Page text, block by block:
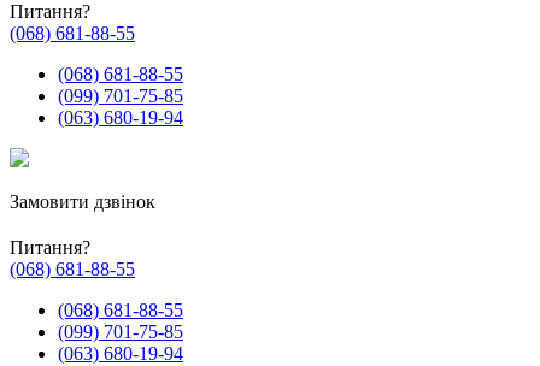
Питання?
(068) 681-88-55
(068) 681-88-55
(099) 701-75-85
(063) 680-19-94
Замовити дзвінок
Питання?
(068) 681-88-55
(068) 681-88-55
(099) 701-75-85
(063) 680-19-94